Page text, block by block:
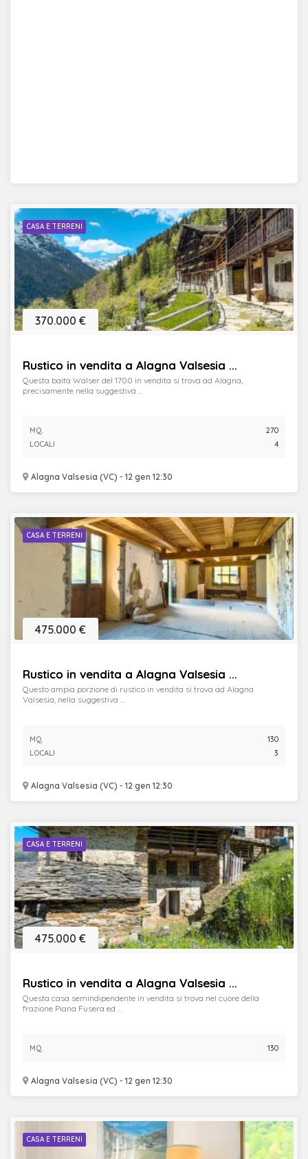
CASA E TERRENI
Rustico in vendita a Alagna Valsesia ...
Alagna Valsesia (VC) - 12 gen 12:30
370.000 €
Questa baita Walser del 1700 in vendita si trova ad Alagna,
precisamente nella suggestiva ...
MQ.
270
LOCALI
4
CASA E TERRENI
Rustico in vendita a Alagna Valsesia ...
Alagna Valsesia (VC) - 12 gen 12:30
475.000 €
Questo ampia porzione di rustico in vendita si trova ad Alagna
Valsesia, nella suggestiva ...
MQ.
130
LOCALI
3
CASA E TERRENI
Rustico in vendita a Alagna Valsesia ...
Alagna Valsesia (VC) - 12 gen 12:30
475.000 €
Questa casa semindipendente in vendita si trova nel cuore della
frazione Piana Fusera ed ...
MQ. 130
CASA E TERRENI